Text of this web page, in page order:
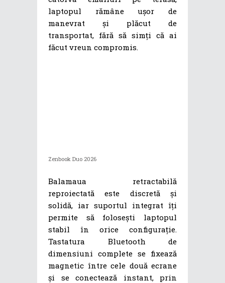
laptopul rămâne ușor de
manevrat și plăcut de
transportat, fără să simți că ai
făcut vreun compromis.
Zenbook Duo 2026
Balamaua retractabilă
reproiectată este discretă și
solidă, iar suportul integrat îți
permite să folosești laptopul
stabil în orice configurație.
Tastatura Bluetooth de
dimensiuni complete se fixează
magnetic între cele două ecrane
și se conectează instant, prin